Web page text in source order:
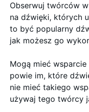
Obserwuj twórców
na dźwięki, których
to być popularny
jak możesz go
Mogą mieć
powie im, które
nie mieć takiego
używaj tego twórcy